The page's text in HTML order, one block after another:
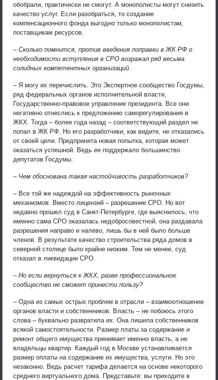
обобрали, практически не смогут. А монополисты могут снизить
качество услуг. Если разобраться, то создание
компенсационного фонда выгодно только монополистам,
поставщикам ресурсов.
– Сколько помнится, против введения поправки в ЖК РФ о
необходимости вступления в СРО возражал ряд весьма
солидных компетентных организаций.
– Я могу их перечислить. Это Экспертное сообщество Госдумы,
ряд федеральных органов исполнительной власти,
Государственно-правовое управление президента. Все они
негативно отнеслись к предложению саморегулирования в
ЖКХ. Тогда – более года назад – соответствующий раздел не
попал в ЖК РФ. Но его разработчики, как видите, не отказались
от своей цели. Предпринята новая попытка, которая может
оказаться успешной. Ведь ее поддержало большинство
депутатов Госдумы.
– Чем обоснована такая настойчивость разработчиков?
– Все той же надеждой на эффективность рыночных
механизмов. Вместо лицензий – разрешение СРО. Но вот
недавно прошел суд в Санкт-Петербурге, где выяснилось, что
именно сама СРО оказалась недобросовестной, она раздавала
разрешения направо и налево, лишь бы в ней было больше
членов. В результате качество строительства ряда домов в
северной столице было крайне низким. Тем не менее, суд
отказал в ликвидации СРО.
– Но если вернуться к ЖКХ, разве профессиональное
сообщество не сможет принести пользу?
– Одна из самых острых проблем в отрасли – взаимоотношение
органов власти и собственников. Власть – не побоюсь этого
слова – буквально развратила их. Она лишила собственников
всякой самостоятельности. Размер платы за содержание и
ремонт общего имущества принимает именно власть, а не
владельцы квартир. Каждый год в Москве устанавливается
размер оплаты на содержание их имущества, услуги. Но это
незаконно. Ведь расчет тарифа делается на основе некоторого
среднего виртуального дома. Представьте: вы приходите в